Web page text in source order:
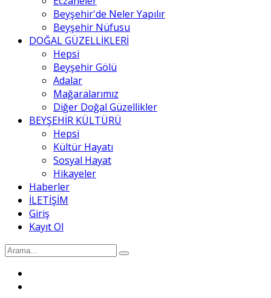
Beyşehir'de Neler Yapılır
Beyşehir Nüfusu
DOĞAL GÜZELLİKLERİ
Hepsi
Beyşehir Gölü
Adalar
Mağaralarımız
Diğer Doğal Güzellikler
BEYŞEHİR KÜLTÜRÜ
Hepsi
Kültür Hayatı
Sosyal Hayat
Hikayeler
Haberler
İLETİŞİM
Giriş
Kayıt Ol